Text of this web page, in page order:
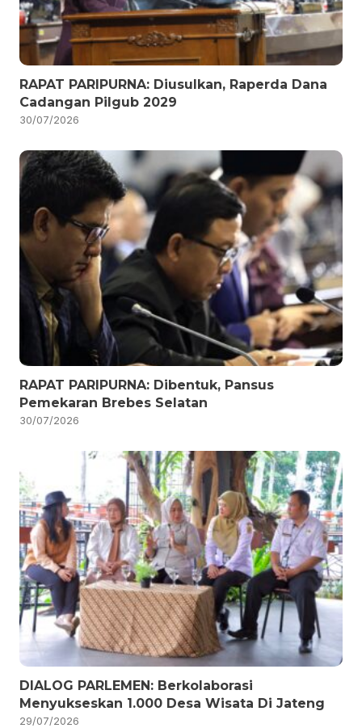
RAPAT PARIPURNA: Diusulkan, Raperda Dana
Cadangan Pilgub 2029
30/07/2026
RAPAT PARIPURNA: Dibentuk, Pansus
Pemekaran Brebes Selatan
30/07/2026
DIALOG PARLEMEN: Berkolaborasi
Menyukseskan 1.000 Desa Wisata Di Jateng
29/07/2026